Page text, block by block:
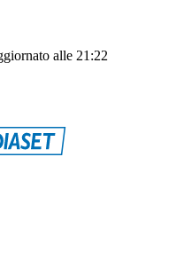
alle 21:22